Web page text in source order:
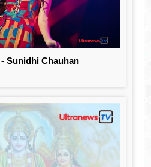
- Sunidhi Chauhan